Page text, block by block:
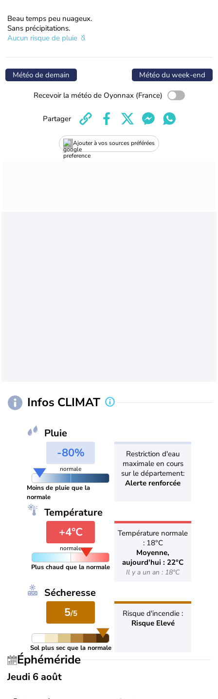
Beau temps peu nuageux.
Sans précipitations.
Aucun risque de pluie
Météo de demain Météo du week-end
Recevoir la météo de Oyonnax (France)
Ajouter à vos sources préférées
Partager
Infos CLIMAT
Pluie
-80%
normale
Moins de pluie que la
normale
Restriction d'eau
maximale en cours
sur le département:
Alerte renforcée
Température
+4°C
normale
Plus chaud que la normale
Température normale
: 18°C
Moyenne,
aujourd'hui : 22°C
Il y a un an : 18°C
Sécheresse
5/5
Sol plus sec que la normale
Risque d'incendie :
Risque Elevé
Éphéméride
Jeudi 6 août